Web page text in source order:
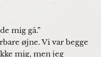
mig gå.”
øjne. Vi var begge
mig, men jeg